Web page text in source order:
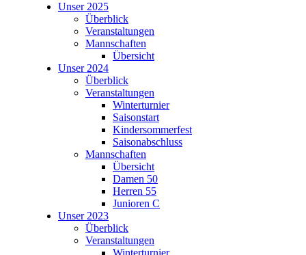
Unser 2025
Überblick
Veranstaltungen
Mannschaften
Übersicht
Unser 2024
Überblick
Veranstaltungen
Winterturnier
Saisonstart
Kindersommerfest
Saisonabschluss
Mannschaften
Übersicht
Damen 50
Herren 55
Junioren C
Unser 2023
Überblick
Veranstaltungen
Winterturnier